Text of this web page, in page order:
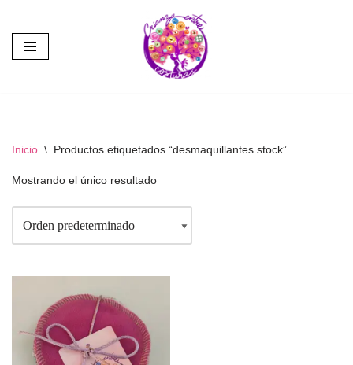
Saltar
al
Inicio \ Productos etiquetados “desmaquillantes stock”
Mostrando el único resultado